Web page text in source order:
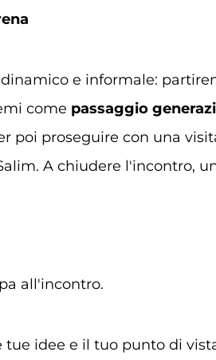
e informale:
come passaggio
poi proseguire con una
A chiudere l'incontro,
all'incontro.
tue idee e il tuo punto di